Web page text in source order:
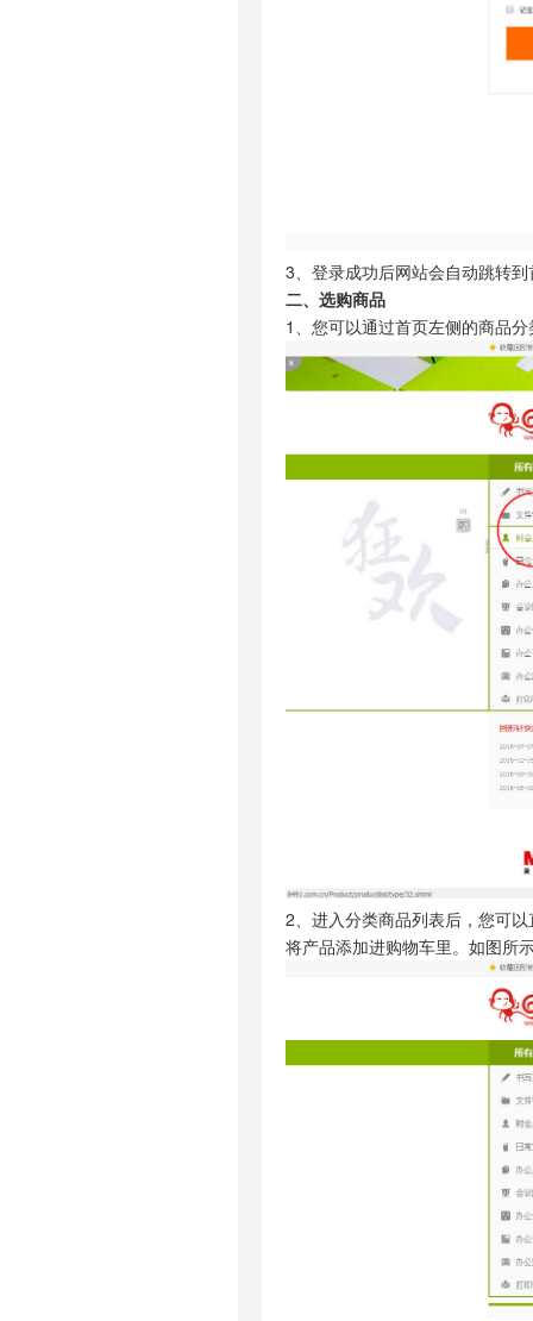
3、登录成功后网站会自动跳转
二、选购商品
1、您可以通过首页左侧的商品
2、进入分类商品列表后，您可
将产品添加进购物车里。如图所